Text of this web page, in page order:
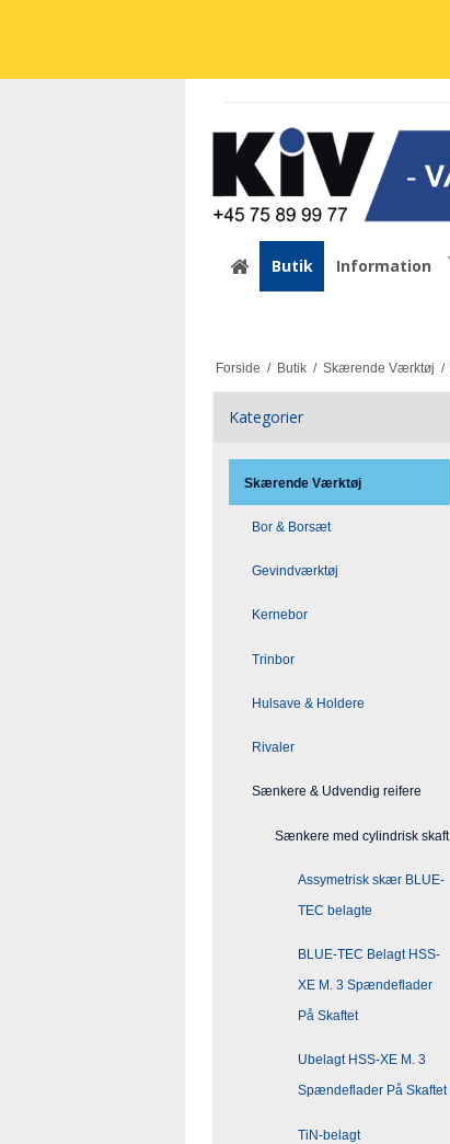
Butik Information
Forside / Butik / Skærende Værktøj /
Kategorier
Skærende Værktøj
Bor & Borsæt
Gevindværktøj
Kernebor
Trinbor
Hulsave & Holdere
Rivaler
Sænkere & Udvendig reifere
Sænkere med cylindrisk skaft
Assymetrisk skær BLUE-
TEC belagte
BLUE-TEC Belagt HSS-
XE M. 3 Spændeflader
På Skaftet
Ubelagt HSS-XE M. 3
Spændeflader På Skaftet
TiN-belagt